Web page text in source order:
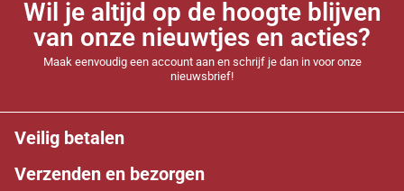
Wil je altijd op de hoogte blijven
van onze nieuwtjes en acties?
Maak eenvoudig een account aan en schrijf je dan in voor onze
nieuwsbrief!
Veilig betalen
Verzenden en bezorgen